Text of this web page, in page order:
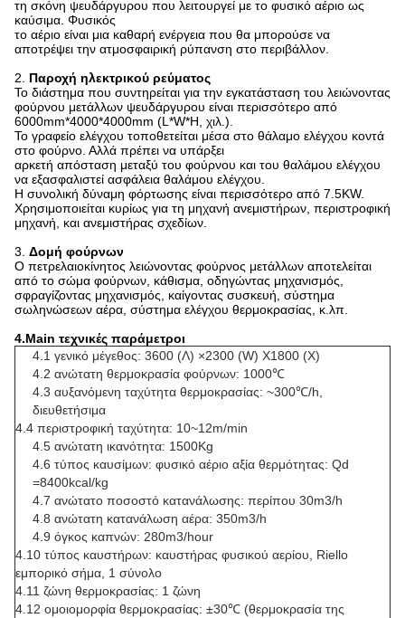
τη σκόνη ψευδάργυρου που λειτουργεί με το φυσικό αέριο ως
καύσιμα. Φυσικός
το αέριο είναι μια καθαρή ενέργεια που θα μπορούσε να
αποτρέψει την ατμοσφαιρική ρύπανση στο περιβάλλον.
2. Παροχή ηλεκτρικού ρεύματος
Το διάστημα που συντηρείται για την εγκατάσταση του λειώνοντας
φούρνου μετάλλων ψευδάργυρου είναι περισσότερο από
6000mm*4000*4000mm (L*W*H, χιλ.).
Το γραφείο ελέγχου τοποθετείται μέσα στο θάλαμο ελέγχου κοντά
στο φούρνο. Αλλά πρέπει να υπάρξει
αρκετή απόσταση μεταξύ του φούρνου και του θαλάμου ελέγχου
να εξασφαλιστεί ασφάλεια θαλάμου ελέγχου.
Η συνολική δύναμη φόρτωσης είναι περισσότερο από 7.5KW.
Χρησιμοποιείται κυρίως για τη μηχανή ανεμιστήρων, περιστροφική
μηχανή, και ανεμιστήρας σχεδίων.
3. Δομή φούρνων
Ο πετρελαιοκίνητος λειώνοντας φούρνος μετάλλων αποτελείται
από το σώμα φούρνων, κάθισμα, οδηγώντας μηχανισμός,
σφραγίζοντας μηχανισμός, καίγοντας συσκευή, σύστημα
σωληνώσεων αέρα, σύστημα ελέγχου θερμοκρασίας, κ.λπ.
4.Main τεχνικές παράμετροι
4.1 γενικό μέγεθος: 3600 (Λ) ×2300 (W) X1800 (Χ)
4.2 ανώτατη θερμοκρασία φούρνων: 1000℃
4.3 αυξανόμενη ταχύτητα θερμοκρασίας: ~300℃/h,
διευθετήσιμα
4.4 περιστροφική ταχύτητα: 10~12m/min
4.5 ανώτατη ικανότητα: 1500Kg
4.6 τύπος καυσίμων: φυσικό αέριο αξία θερμότητας: Qd
=8400kcal/kg
4.7 ανώτατο ποσοστό κατανάλωσης: περίπου 30m3/h
4.8 ανώτατη κατανάλωση αέρα: 350m3/h
4.9 όγκος καπνών: 280m3/hour
4.10 τύπος καυστήρων: καυστήρας φυσικού αερίου, Riello
εμπορικό σήμα, 1 σύνολο
4.11 ζώνη θερμοκρασίας: 1 ζώνη
4.12 ομοιομορφία θερμοκρασίας: ±30℃ (θερμοκρασία της